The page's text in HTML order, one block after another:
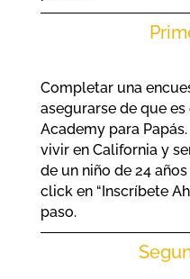
Completar una
asegurarse de que
Academy para
vivir en California y
de un niño de 24
click en “Inscríbete
paso.